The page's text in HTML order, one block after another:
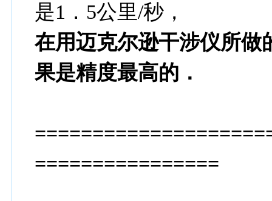
是1．5公里/秒，
在用迈克尔逊干涉仪所
果是精度最高的．
================